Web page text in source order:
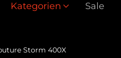
Kategorien Sale
Storm 400X